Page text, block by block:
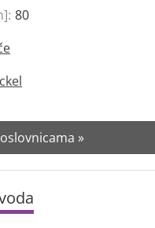
80
»